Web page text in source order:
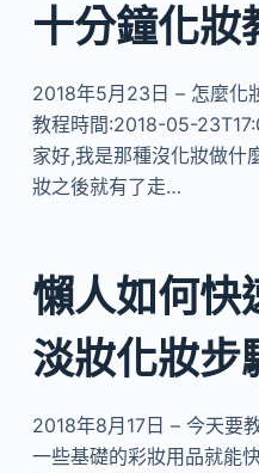
十分鐘化妝
2018年5月23日 – 怎麼化
教程時間:2018-05-
家好,我是那種沒化妝做什
妝之後就有了走…
懶人如何快
淡妝化妝步
2018年8月17日 – 今天要
一些基礎的彩妝用品就能